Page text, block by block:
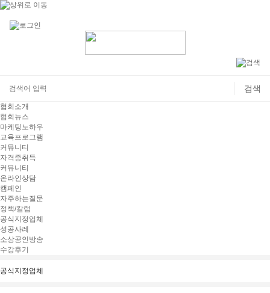
협회소개
협회뉴스
마케팅노하우
교육프로그램
커뮤니티
자격증취득
커뮤니티
온라인상담
캠페인
자주하는질문
정책/칼럼
공식지정업체
성공사례
소상공인방송
수강후기
공식지정업체